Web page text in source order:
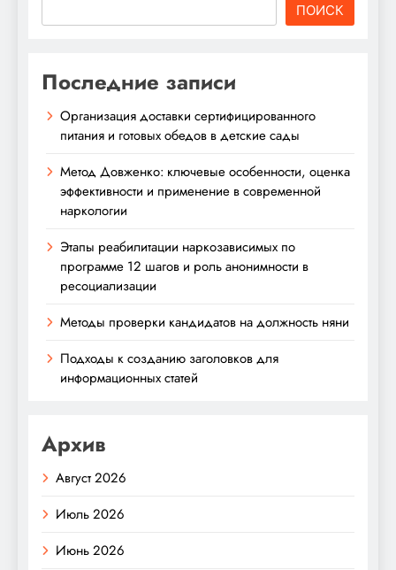
ПОИСК
Последние записи
Организация доставки сертифицированного
питания и готовых обедов в детские сады
Метод Довженко: ключевые особенности, оценка
эффективности и применение в современной
наркологии
Этапы реабилитации наркозависимых по
программе 12 шагов и роль анонимности в
ресоциализации
Методы проверки кандидатов на должность няни
Подходы к созданию заголовков для
информационных статей
Архив
Август 2026
Июль 2026
Июнь 2026